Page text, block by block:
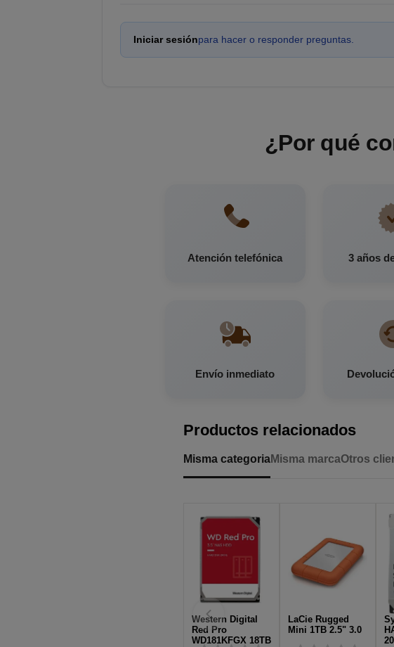
Iniciar sesiónpara hacer o responder preguntas.
¿Por qué
Atención telefónica 3 años
Envío inmediato
Productos relacionados
Misma categoriaMisma marcaOtros
Western Digital
Red Pro
WD181KFGX 18TB
LaCie Rugged
Mini 1TB 2.5" 3.0